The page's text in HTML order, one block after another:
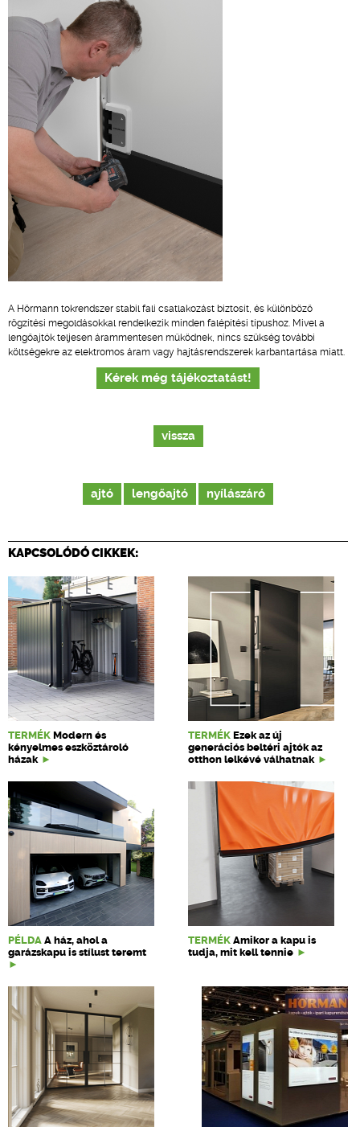
A Hörmann tokrendszer stabil fali csatlakozást biztosít, és különböző
rögzítési megoldásokkal rendelkezik minden falépítési típushoz. Mivel a
lengőajtók teljesen árammentesen működnek, nincs szükség további
költségekre az elektromos áram vagy hajtásrendszerek karbantartása miatt.
Kérek még tájékoztatást!
vissza
ajtó lengőajtó nyílászáró
KAPCSOLÓDÓ CIKKEK:
TERMÉK Modern és
kényelmes eszköztároló
házak
TERMÉK Ezek az új
generációs beltéri ajtók az
otthon lelkévé válhatnak
PÉLDA A ház, ahol a
garázskapu is stílust teremt
TERMÉK Amikor a kapu is
tudja, mit kell tennie